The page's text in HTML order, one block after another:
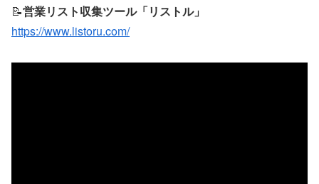
📝営業リスト収集ツール「リストル」
https://www.listoru.com/